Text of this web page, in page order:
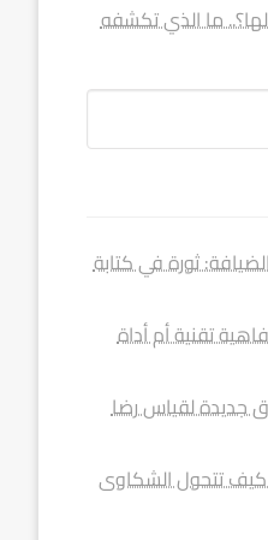
ما الذي تكشفه
ثورة في كتابة
تقنية أم أداة
جديدة لقياس رضا
كيف تتحول الشكاوى